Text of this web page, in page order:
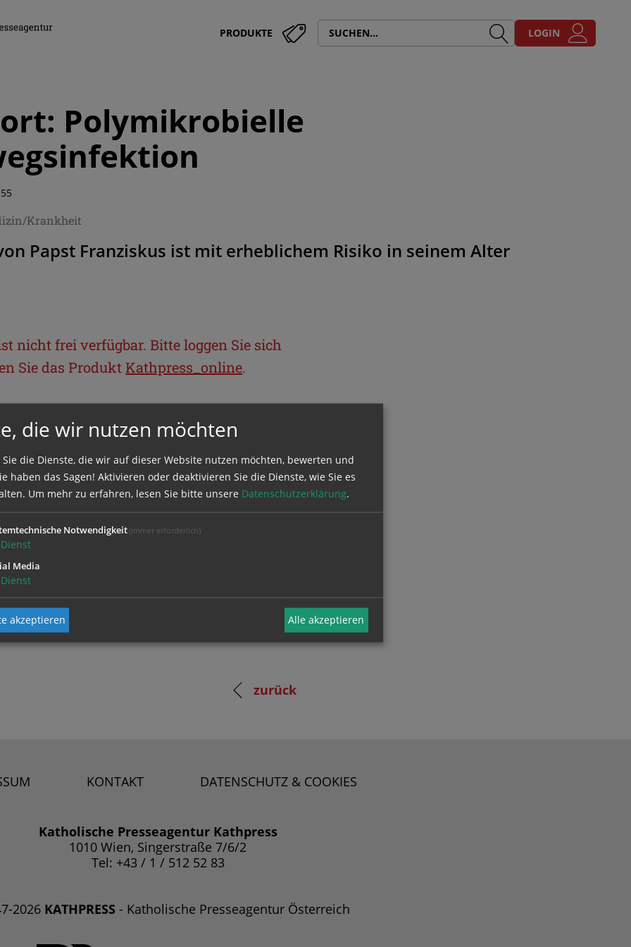
PRODUKTE LOGIN
Polymikrobielle
Krankheit
Papst Franziskus ist mit erheblichem Risiko in seinem Alter
nicht frei verfügbar. Bitte loggen Sie sich
Sie das Produkt Kathpress_online.
sich mit Ihrem Benutzernamen und
zurück
KONTAKT DATENSCHUTZ & COOKIES
Katholische Presseagentur Kathpress
1010 Wien, Singerstraße 7/6/2
Tel: +43 / 1 / 512 52 83
2026 KATHPRESS - Katholische Presseagentur Österreich
die wir nutzen möchten
Sie die Dienste, die wir auf dieser Website nutzen möchten, bewerten und
haben das Sagen! Aktivieren oder deaktivieren Sie die Dienste, wie Sie es
Um mehr zu erfahren, lesen Sie bitte unsere Datenschutzerklärung.
Notwendigkeit (immer erforderlich)
Dienst
Media
Dienst
akzeptieren Alle akzeptieren